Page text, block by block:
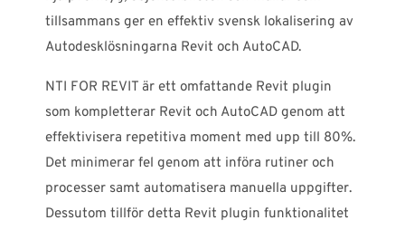
tillsammans ger en effektiv svensk lokalisering av
Autodesklösningarna Revit och AutoCAD.
NTI FOR REVIT är ett omfattande Revit plugin
som kompletterar Revit och AutoCAD genom att
effektivisera repetitiva moment med upp till 80%.
Det minimerar fel genom att införa rutiner och
processer samt automatisera manuella uppgifter.
Dessutom tillför detta Revit plugin funktionalitet